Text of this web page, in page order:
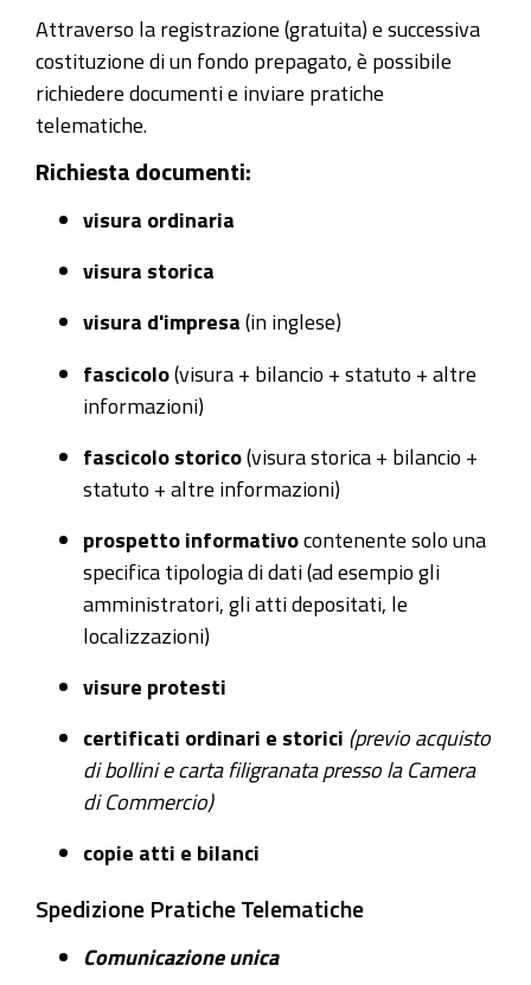
Attraverso la registrazione (gratuita) e successiva
costituzione di un fondo prepagato, è possibile
richiedere documenti e inviare pratiche
telematiche.
Richiesta documenti:
visura ordinaria
visura storica
visura d'impresa (in inglese)
fascicolo (visura + bilancio + statuto + altre
informazioni)
fascicolo storico (visura storica + bilancio +
statuto + altre informazioni)
prospetto informativo contenente solo una
specifica tipologia di dati (ad esempio gli
amministratori, gli atti depositati, le
localizzazioni)
visure protesti
certificati ordinari e storici (previo acquisto
di bollini e carta filigranata presso la Camera
di Commercio)
copie atti e bilanci
Spedizione Pratiche Telematiche
Comunicazione unica